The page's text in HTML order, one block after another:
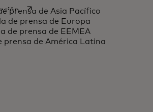
de Asia Pacífico
se abre en una pestaña nueva
prensa de Asia Pacífico
de prensa de Europa
de prensa de EEMEA
prensa de América Latina